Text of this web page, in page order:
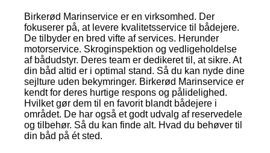
Birkerød Marinservice er en virksomhed. Der
fokuserer på, at levere kvalitetsservice til bådejere.
De tilbyder en bred vifte af services. Herunder
motorservice. Skroginspektion og vedligeholdelse
af bådudstyr. Deres team er dedikeret til, at sikre. At
din båd altid er i optimal stand. Så du kan nyde dine
sejlture uden bekymringer. Birkerød Marinservice er
kendt for deres hurtige respons og pålidelighed.
Hvilket gør dem til en favorit blandt bådejere i
området. De har også et godt udvalg af reservedele
og tilbehør. Så du kan finde alt. Hvad du behøver til
din båd på ét sted.